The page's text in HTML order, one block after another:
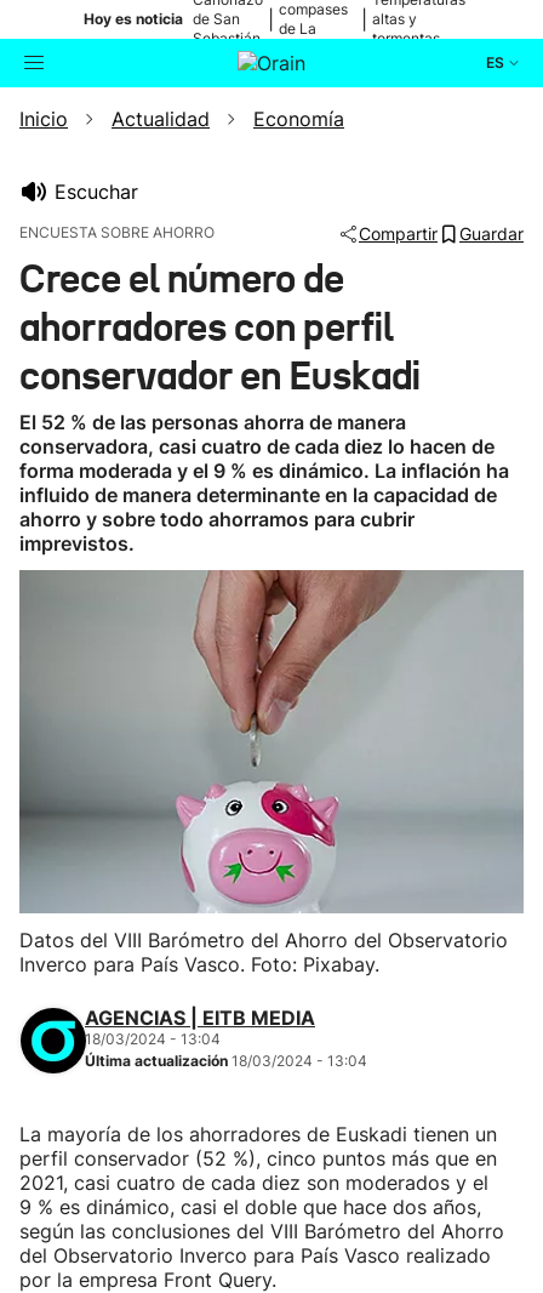
Hoy es noticia de San
Sebastián
compases
de La
altas y
tormentas
ES
Buscador Actualidad
Ikusmiran
Eguraldia
Inicio Actualidad Economía
Escuchar
ENCUESTA SOBRE AHORRO Compartir Guardar
Crece el número de
ahorradores con perfil
conservador en Euskadi
El 52 % de las personas ahorra de manera
conservadora, casi cuatro de cada diez lo hacen de
forma moderada y el 9 % es dinámico. La inflación ha
influido de manera determinante en la capacidad de
ahorro y sobre todo ahorramos para cubrir
imprevistos.
Datos del VIII Barómetro del Ahorro del Observatorio
Inverco para País Vasco. Foto: Pixabay.
AGENCIAS | EITB MEDIA
18/03/2024 - 13:04
Última actualización 18/03/2024 - 13:04
La mayoría de los ahorradores de Euskadi tienen un
perfil conservador (52 %), cinco puntos más que en
2021, casi cuatro de cada diez son moderados y el
9 % es dinámico, casi el doble que hace dos años,
según las conclusiones del VIII Barómetro del Ahorro
del Observatorio Inverco para País Vasco realizado
por la empresa Front Query.